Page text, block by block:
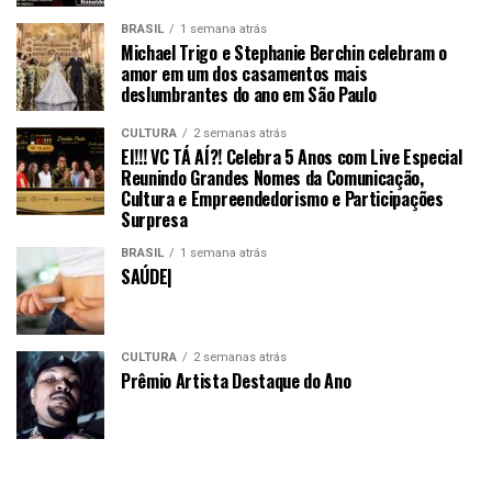
BRASIL 1 semana atrás
Michael Trigo e Stephanie Berchin celebram o
amor em um dos casamentos mais
deslumbrantes do ano em São Paulo
CULTURA 2 semanas atrás
EI!!! VC TÁ AÍ?! Celebra 5 Anos com Live Especial
Reunindo Grandes Nomes da Comunicação,
Cultura e Empreendedorismo e Participações
Surpresa
BRASIL 1 semana atrás
SAÚDE|
CULTURA 2 semanas atrás
Prêmio Artista Destaque do Ano